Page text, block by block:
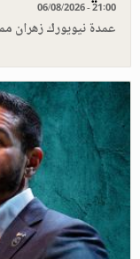
06/08/2026 - 21:00
عمدة نيويورك زهران